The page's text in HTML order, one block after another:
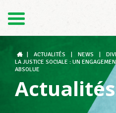
Le LCGB
ACTUALITÉS NEWS
LA JUSTICE SOCIALE : UN
ABSOLUE
Actualités